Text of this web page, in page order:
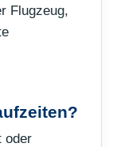
Flugzeug,
oder